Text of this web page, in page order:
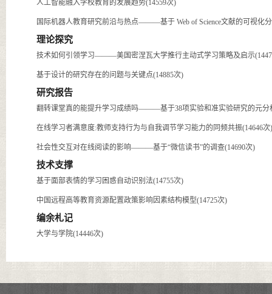
人工智能融入学校教育的发展趋势(14559次)
国际机器人教育研究前沿与热点———基于 Web of Science文献的可视化分
理论探究
技术如何引领学习———美国密涅瓦大学推行主动式学习策略及启示
基于设计的研究存在的问题与关键点(14885次)
研究报告
翻转课堂真的能提升学习成绩吗———基于38项实验和准实验研究的元分
在线学习者满意度:教师支持行为与自我调节学习能力的同频共振(14646次)
社会性交互对在线阅读的影响———基于“微信读书”的调查(14690次)
技术支撑
基于面部表情的学习困惑自动识别法(14755次)
中国远程高等教育资源配置政策影响因素结构模型(14725次)
编余札记
大学与学院(14446次)